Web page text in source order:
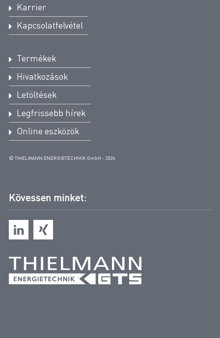
az EU gázkészülékekről szóló EU
2016/426 (GAR) gázüzemű
készülékekről szóló rendelete szerint:
Az EU gázkészülékekről szóló rendelete szerinti
típusvizsgálat az Európai Gazdasági Térségben a
gáznemű tüzelőanyagok égetésére szolgáló
készülékek forgalomba hozatalához szükséges
cellás gázszűrők forgalomba hozatalára szolgál.
DVGW-EU-Gasgeraeteverordnung –
Gas Filter VZF/ZFG
DVGW-EU-Gas Appliance Regulation Cellular
Karrier
Kapcsolatfelvétel
Termékek
Hivatkozások
Letöltések
Legfrissebb hírek
Online eszközök
© THIELMANN ENERGIETECHNIK GmbH - 2026
Kövessen minket: